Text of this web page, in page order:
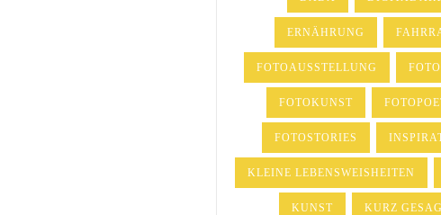
ERNÄHRUNG
FOTOAUSSTELLUNG
FOTOKUNST
FOTOSTORIES
KLEINE LEBENSWEISHEITEN
KUNST KURZ